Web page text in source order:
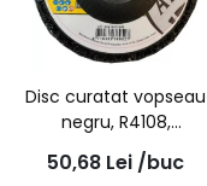
Disc curatat vopseau
negru, R4108,
125mm*22mm | ATLAS
50,68 Lei /buc